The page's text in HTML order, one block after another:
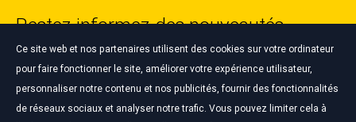
Ce site web et nos partenaires utilisent des cookies sur votre ordinateur
pour faire fonctionner le site, améliorer votre expérience utilisateur,
personnaliser notre contenu et nos publicités, fournir des fonctionnalités
de réseaux sociaux et analyser notre trafic. Vous pouvez limiter cela à
Restez informez des nouveautés
Bardahl ✉️🔥
S'INSCRIRE À LA NEWSLETTER